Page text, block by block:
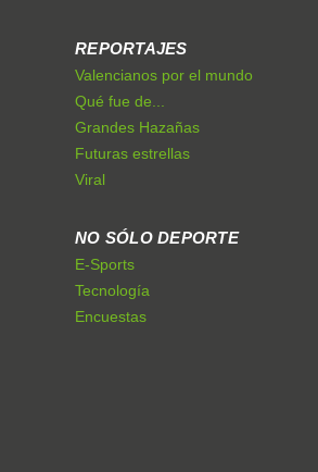
REPORTAJES
Valencianos por el mundo
Qué fue de...
Grandes Hazañas
Futuras estrellas
Viral
NO SÓLO DEPORTE
E-Sports
Tecnología
Encuestas